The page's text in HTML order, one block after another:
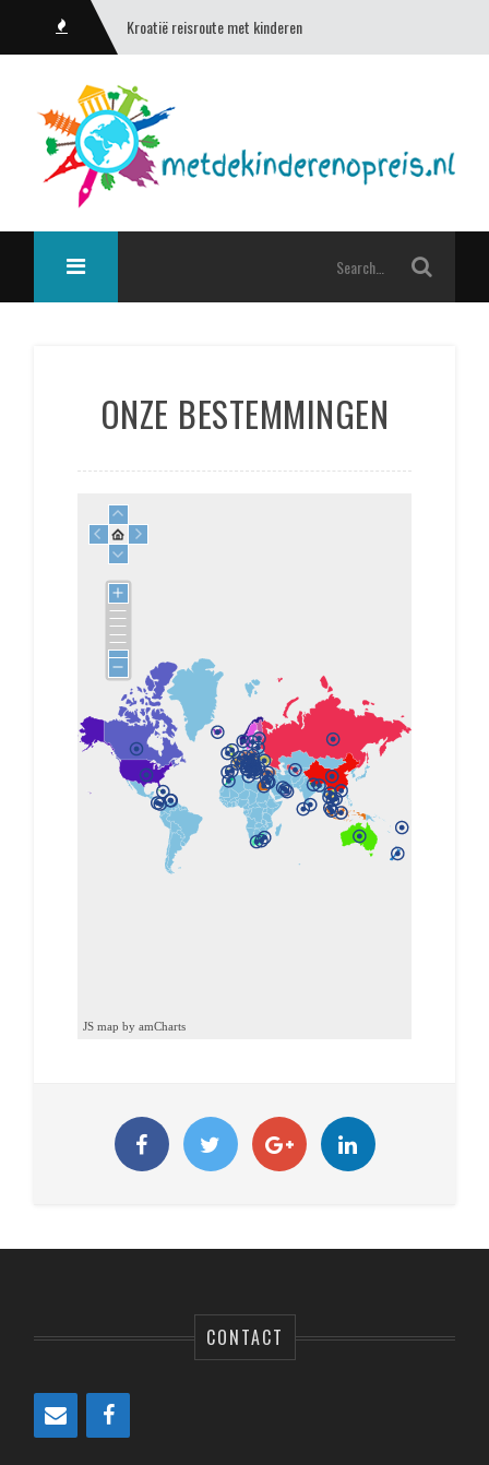
Kroatië reisroute met kinderen
ONZE BESTEMMINGEN
JS map by amCharts
CONTACT